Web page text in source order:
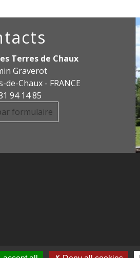
Terres de Chaux
Graverot
de-Chaux - FRANCE
94 14 85
formulaire